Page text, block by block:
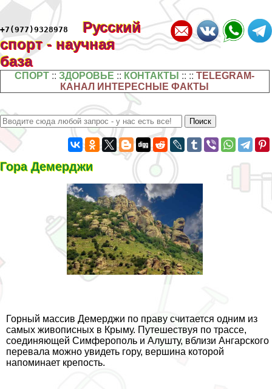
+7(977)9328978
Русский
спорт - научная
база
СПОРТ ::ЗДОРОВЬЕ :: КОНТАКТЫ :: ::TELEGRAM-
КАНАЛ ИНТЕРЕСНЫЕ ФАКТЫ
Гора Демерджи
Горный массив Демерджи по праву считается одним из
самых живописных в Крыму. Путешествуя по трассе,
соединяющей Симферополь и Алушту, вблизи Ангарского
перевала можно увидеть гору, вершина которой
напоминает крепость.